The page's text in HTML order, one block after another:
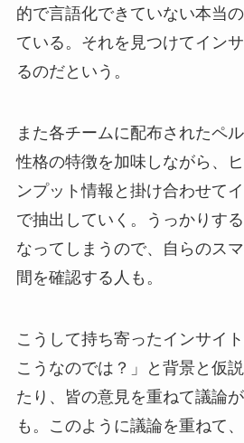
的で言語化できていない本当
ている。 それを見つけてイン
るのだという。
また各チームに配布されたペ
性格の特徴を加味しながら、
ンプット情報と掛け合わせて
で抽出していく。うっかりす
なってしまうので、自らのス
間を確認する人も。
こうして持ち寄ったインサイ
こうなのでは？」と背景と仮
たり、皆の意見を重ねて議論
も。このように議論を重ねて